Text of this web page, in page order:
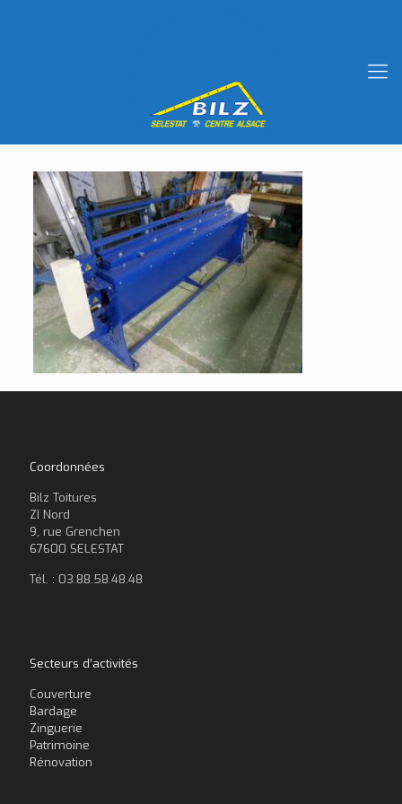
Coordonnées
Bilz Toitures
ZI Nord
9, rue Grenchen
67600 SELESTAT
Tél. : 03.88.58.48.48
Secteurs d’activités
Couverture
Bardage
Zinguerie
Patrimoine
Rénovation